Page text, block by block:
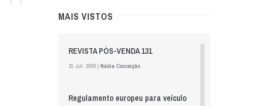
MAIS VISTOS
REVISTA PÓS-VENDA 131
31 Jul. 2026 | Nádia Conceição
Regulamento europeu para veículos